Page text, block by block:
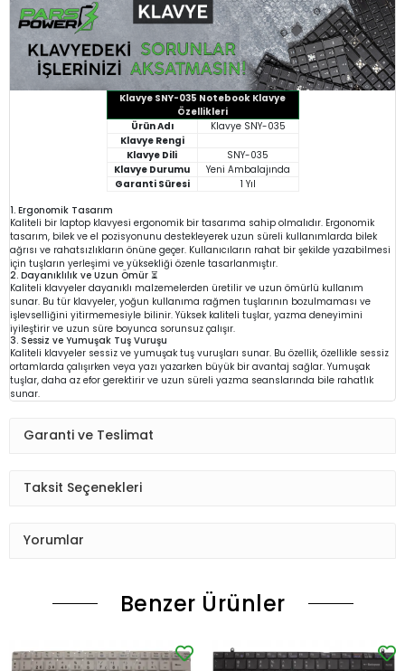
Klavye SNY-035 Notebook Klavye
Özellikleri
Ürün Adı
Klavye SNY-035
Klavye Rengi
Klavye Dili
SNY-035
Klavye Durumu
Yeni Ambalajında
Garanti Süresi
1 Yıl
1. Ergonomik Tasarım
Kaliteli bir laptop klavyesi ergonomik bir tasarıma sahip olmalıdır. Ergonomik
tasarım, bilek ve el pozisyonunu destekleyerek uzun süreli kullanımlarda bilek
ağrısı ve rahatsızlıkların önüne geçer. Kullanıcıların rahat bir şekilde yazabilmesi
için tuşların yerleşimi ve yüksekliği özenle tasarlanmıştır.
2. Dayanıklılık ve Uzun Ömür ⏳
Kaliteli klavyeler dayanıklı malzemelerden üretilir ve uzun ömürlü kullanım
sunar. Bu tür klavyeler, yoğun kullanıma rağmen tuşlarının bozulmaması ve
işlevselliğini yitirmemesiyle bilinir. Yüksek kaliteli tuşlar, yazma deneyimini
iyileştirir ve uzun süre boyunca sorunsuz çalışır.
3. Sessiz ve Yumuşak Tuş Vuruşu
Kaliteli klavyeler sessiz ve yumuşak tuş vuruşları sunar. Bu özellik, özellikle sessiz
ortamlarda çalışırken veya yazı yazarken büyük bir avantaj sağlar. Yumuşak
tuşlar, daha az efor gerektirir ve uzun süreli yazma seanslarında bile rahatlık
sunar.
Garanti ve Teslimat
Taksit Seçenekleri
Yorumlar
Benzer Ürünler